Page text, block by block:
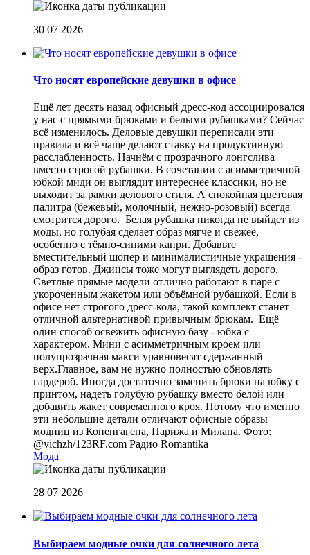
30 07 2026
Что носят европейские девушки в офисе
Ещё лет десять назад офисный дресс-код ассоциировался
у нас с прямыми брюками и белыми рубашками? Сейчас
всё изменилось. Деловые девушки переписали эти
правила и всё чаще делают ставку на продуктивную
расслабленность. Начнём с прозрачного лонгслива
вместо строгой рубашки. В сочетании с асимметричной
юбкой миди он выглядит интереснее классики, но не
выходит за рамки делового стиля. А спокойная цветовая
палитра (бежевый, молочный, нежно-розовый) всегда
смотрится дорого. Белая рубашка никогда не выйдет из
моды, но голубая сделает образ мягче и свежее,
особенно с тёмно-синими капри. Добавьте
вместительный шопер и минималистичные украшения -
образ готов. Джинсы тоже могут выглядеть дорого.
Светлые прямые модели отлично работают в паре с
укороченным жакетом или объёмной рубашкой. Если в
офисе нет строгого дресс-кода, такой комплект станет
отличной альтернативой привычным брюкам. Ещё
один способ освежить офисную базу - юбка с
характером. Мини с асимметричным кроем или
полупрозрачная макси уравновесят сдержанный
верх.Главное, вам не нужно полностью обновлять
гардероб. Иногда достаточно заменить брюки на юбку с
принтом, надеть голубую рубашку вместо белой или
добавить жакет современного кроя. Потому что именно
эти небольшие детали отличают офисные образы
модниц из Копенгагена, Парижа и Милана. Фото:
@vichzh/123RF.com Радио Romantika
Мода
28 07 2026
Выбираем модные очки для солнечного лета